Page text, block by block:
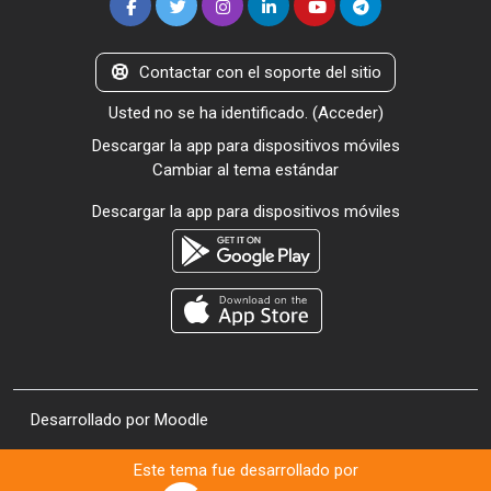
Contactar con el soporte del sitio
Usted no se ha identificado. (Acceder)
Descargar la app para dispositivos móviles
Cambiar al tema estándar
Descargar la app para dispositivos móviles
Desarrollado por Moodle
Este tema fue desarrollado por